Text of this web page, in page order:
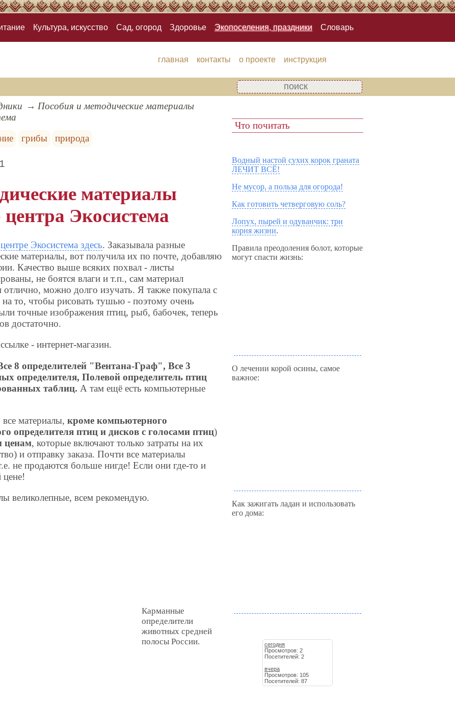
Культура, искусство Сад, огород Здоровье Экопоселения, праздники Словарь
главная контакты о проекте инструкция
Пособия и методические материалы
грибы природа
материалы
центра Экосистема
Экосистема здесь. Заказывала разные
материалы, вот получила их по почте, добавляю
Качество выше всяких похвал - листы
не боятся влаги и т.п., сам материал
отлично, можно долго изучать. Я также покупала с
на то, чтобы рисовать тушью - поэтому очень
точные изображения птиц, рыб, бабочек, теперь
достаточно.
- интернет-магазин.
8 определителей "Вентана-Граф",Все 3
определителя,Полевой определитель птиц
таблиц. А там ещё есть компьютерные
все материалы,кроме компьютерного
определителя птиц и дисков с голосами птиц)
ценам, которые включают только затраты на их
и отправку заказа. Почти все материалы
не продаются больше нигде! Если они где-то и
цене!
великолепные, всем рекомендую.
Карманные
определители
животных средней
полосы России.
Что почитать
Водный настой сухих корок граната
ЛЕЧИТ ВСЁ!
Не мусор, а польза для огорода!
Как готовить четверговую соль?
Лопух, пырей и одуванчик: три
корня жизни.
Правила преодоления болот, которые
могут спасти жизнь:
О лечении корой осины, самое
важное:
Как зажигать ладан и использовать
его дома:
сегодня
Просмотров: 2
Посетителей: 2
вчера
Просмотров: 105
Посетителей: 87